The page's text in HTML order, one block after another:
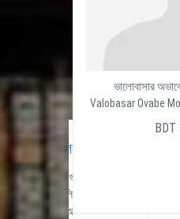
টেলিফোন সিস্টেম
একটি অতি গুরুত্বপূর্ণ বিষয়।
হতে পারে টেলিকমিউনিকেশন।
নেট এনেছে আলফা পিবিএক্স।
ভালোবাসার
Valobasar Ovabe